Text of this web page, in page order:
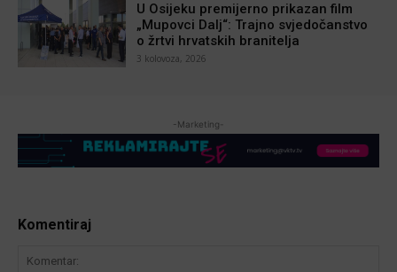
U Osijeku premijerno prikazan film
„Mupovci Dalj“: Trajno svjedočanstvo
o žrtvi hrvatskih branitelja
3 kolovoza, 2026
-Marketing-
Komentiraj